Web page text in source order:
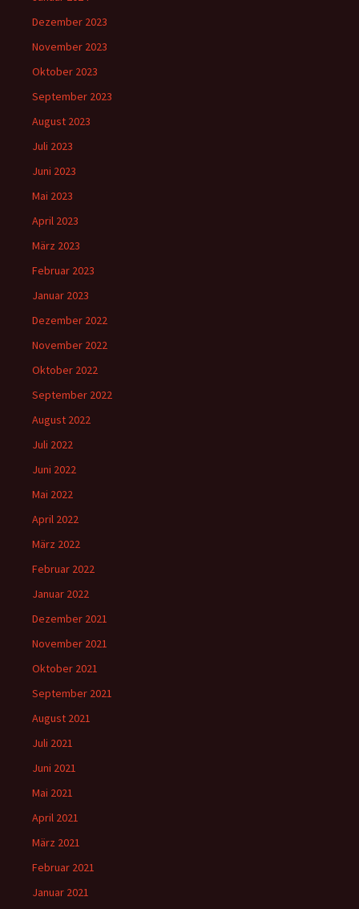
Dezember 2023
November 2023
Oktober 2023
September 2023
August 2023
Juli 2023
Juni 2023
Mai 2023
April 2023
März 2023
Februar 2023
Januar 2023
Dezember 2022
November 2022
Oktober 2022
September 2022
August 2022
Juli 2022
Juni 2022
Mai 2022
April 2022
März 2022
Februar 2022
Januar 2022
Dezember 2021
November 2021
Oktober 2021
September 2021
August 2021
Juli 2021
Juni 2021
Mai 2021
April 2021
März 2021
Februar 2021
Januar 2021